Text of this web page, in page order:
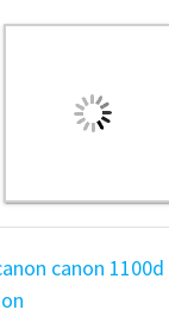
canon 1100d